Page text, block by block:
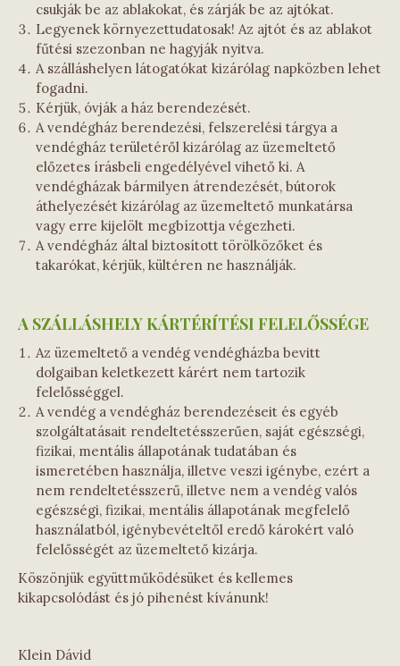
csukják be az ablakokat, és zárják be az ajtókat.
Legyenek környezettudatosak! Az ajtót és az ablakot
fűtési szezonban ne hagyják nyitva.
A szálláshelyen látogatókat kizárólag napközben lehet
fogadni.
Kérjük, óvják a ház berendezését.
A vendégház berendezési, felszerelési tárgya a
vendégház területéről kizárólag az üzemeltető
előzetes írásbeli engedélyével vihető ki. A
vendégházak bármilyen átrendezését, bútorok
áthelyezését kizárólag az üzemeltető munkatársa
vagy erre kijelölt megbízottja végezheti.
A vendégház által biztosított törölközőket és
takarókat, kérjük, kültéren ne használják.
A SZÁLLÁSHELY KÁRTÉRÍTÉSI FELELŐSSÉGE
Az üzemeltető a vendég vendégházba bevitt
dolgaiban keletkezett kárért nem tartozik
felelősséggel.
A vendég a vendégház berendezéseit és egyéb
szolgáltatásait rendeltetésszerűen, saját egészségi,
fizikai, mentális állapotának tudatában és
ismeretében használja, illetve veszi igénybe, ezért a
nem rendeltetésszerű, illetve nem a vendég valós
egészségi, fizikai, mentális állapotának megfelelő
használatból, igénybevételtől eredő károkért való
felelősségét az üzemeltető kizárja.
Köszönjük együttműködésüket és kellemes
kikapcsolódást és jó pihenést kívánunk!
Klein Dávid